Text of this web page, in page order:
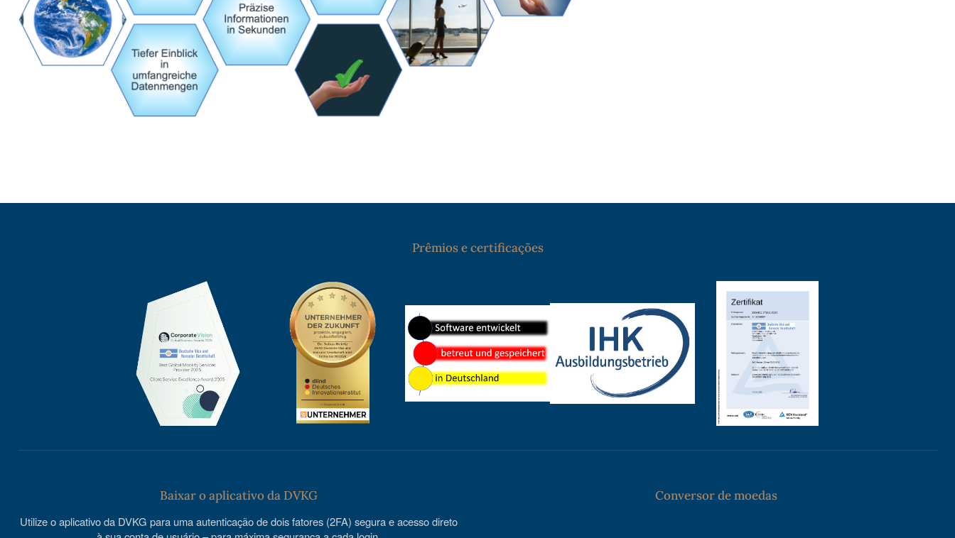
Prêmios e certificações
Baixar o aplicativo da DVKG
Utilize o aplicativo da DVKG para uma autenticação de dois fatores (2FA) segura e acesso direto
Conversor de moedas